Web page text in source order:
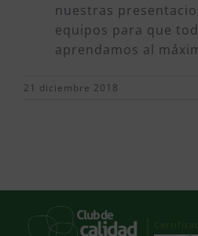
nuestras
equipos para que
aprendamos al
21 diciembre 2018